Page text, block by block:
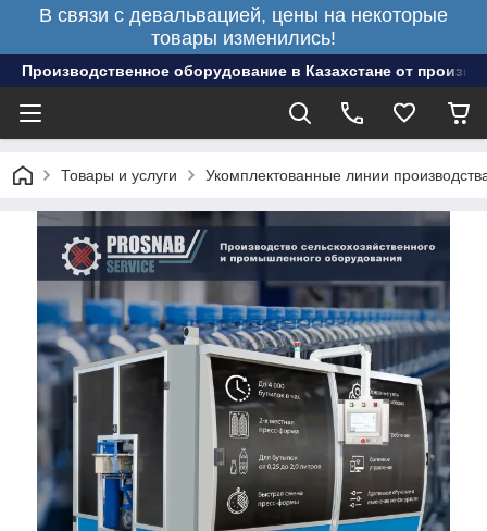
В связи с девальвацией, цены на некоторые
товары изменились!
Производственное оборудование в Казахстане от
Товары и услуги Укомплектованные линии